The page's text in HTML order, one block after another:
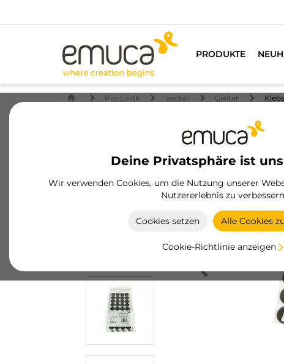
PRODUKTE
Deine Privatsphäre ist
Wir verwenden Cookies, um die Nutzung unserer
Nutzererlebnis zu
Cookies setzen Alle Cookies
Cookie-Richtlinie anzeigen
Produkte Sockel Gleiter